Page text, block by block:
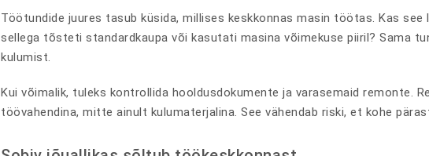
Töötundide juures tasub küsida, millises keskkonnas masin töötas. Kas
sellega tõsteti standardkaupa või kasutati masina võimekuse piiril? Sama
kulumist.
Kui võimalik, tuleks kontrollida hooldusdokumente ja varasemaid remonte.
töövahendina, mitte ainult kulumaterjalina. See vähendab riski, et kohe